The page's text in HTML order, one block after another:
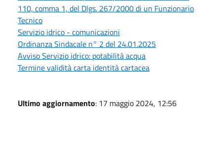
110, comma 1, del Dlgs. 267/2000 di un Funzionario
Tecnico
Servizio idrico - comunicazioni
Ordinanza Sindacale n° 2 del 24.01.2025
Avviso Servizio idrico: potabilità acqua
Termine validità carta identità cartacea
Ultimo aggiornamento: 17 maggio 2024, 12:56